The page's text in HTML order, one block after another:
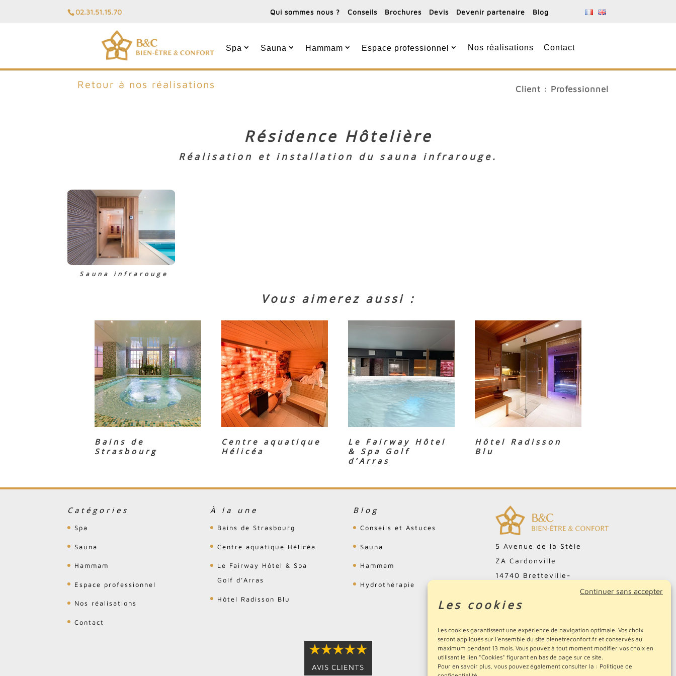
Les cookies
Les cookies garantissent une expérience de navigation optimale. Vos choix
seront appliqués sur l'ensemble du site bienetreconfort.fr et conservés au
maximum pendant 13 mois. Vous pouvez à tout moment modifier vos choix en
utilisant le lien "Cookies" figurant en bas de page sur ce site.
Pour en savoir plus, vous pouvez également consulter la : Politique de
Continuer sans accepter
02.31.51.15.70 Qui sommes nous ? Conseils Brochures Devis Devenir partenaire Blog
Spa Sauna Hammam Espace professionnel Nos réalisations Contact
Retour à nos réalisations Client : Professionnel
Résidence Hôtelière
Réalisation et installation du sauna infrarouge.
Sauna infrarouge
Vous aimerez aussi :
Bains de
Strasbourg
Centre aquatique
Hélicéa
Le Fairway Hôtel
& Spa Golf
d’Arras
Hôtel Radisson
Blu
Catégories
Spa
Sauna
Hammam
Espace professionnel
Nos réalisations
Contact
À la une
Bains de Strasbourg
Centre aquatique Hélicéa
Le Fairway Hôtel & Spa
Golf d’Arras
Hôtel Radisson Blu
Blog
Conseils et Astuces
Sauna
Hammam
Hydrothérapie
5 Avenue de la Stèle
ZA Cardonville
14740 Bretteville-
FRANCE
AVIS CLIENTS